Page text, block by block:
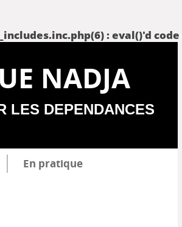
: eval()'d code
NADJA
LES DEPENDANCES
En pratique